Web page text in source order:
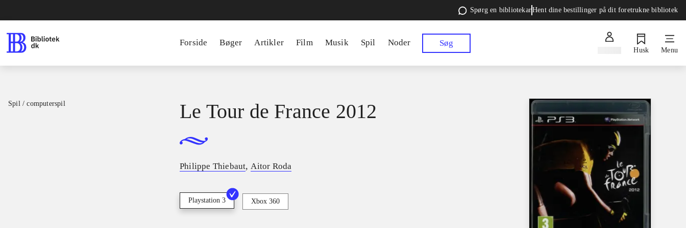
Spørg en bibliotekarHent dine bestillinger på dit foretrukne bibliotek
Forside Bøger Artikler Film Musik Spil Noder Søg
Husk Menu
Spil / computerspil Le Tour de France 2012
Philippe Thiebaut,Aitor Roda
Playstation 3 Xbox 360